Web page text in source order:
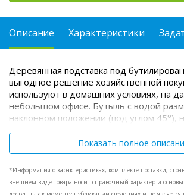
Описание Характеристики
Деревянная подставка под
выгодное решение хозяйственной
используют в домашних условиях, на
небольшом офисе. Бутыль с водой
наклонном положении (под углом 45°),
которого надевают кран-клапан.Кран-
бутыли с водой в комплект к
данный товар можно приобрести
Размеры:
Показать полное
*Информация о характеристиках, комплекте поставки,
внешнем виде товара носит справочный характер и